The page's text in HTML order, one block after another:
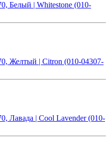
Белый | Whitestone (010-
Желтый | Citron (010-04307-
Лавада | Cool Lavender (010-